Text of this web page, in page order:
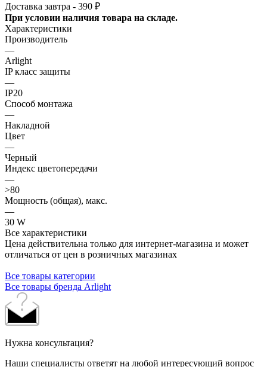
Доставка завтра - 390 ₽
При условии наличия товара на складе.
Характеристики
Производитель
—
Arlight
IP класс защиты
—
IP20
Способ монтажа
—
Накладной
Цвет
—
Черный
Индекс цветопередачи
—
>80
Мощность (общая), макс.
—
30 W
Все характеристики
Цена действительна только для интернет-магазина и может
отличаться от цен в розничных магазинах
Все товары категории
Все товары бренда Arlight
Нужна консультация?
Наши специалисты ответят на любой интересующий вопрос